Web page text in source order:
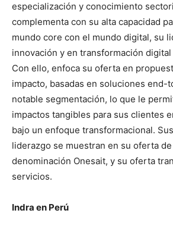
especialización y conocimiento
complementa con su alta capacidad
mundo core con el mundo digital, su
innovación y en transformación
Con ello, enfoca su oferta en
impacto, basadas en soluciones end-
notable segmentación, lo que le
impactos tangibles para sus clientes
bajo un enfoque transformacional.
liderazgo se muestran en su oferta
denominación Onesait, y su oferta
servicios.
Indra en Perú